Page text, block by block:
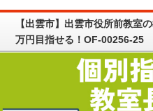
【出雲市】出雲市役所前教室
万円目指せる！OF-00256-25